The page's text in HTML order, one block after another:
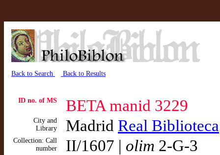
Back to Search Back to Results
ID no. of MS BETA manid 3229
City and
Library
Madrid Real Biblioteca
Collection: Call
number
II/1607 | olim 2-G-3